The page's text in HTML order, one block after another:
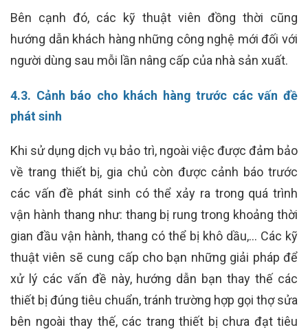
Bên cạnh đó, các kỹ thuật viên đồng thời cũng
hướng dẫn khách hàng những công nghệ mới đối với
người dùng sau mỗi lần nâng cấp của nhà sản xuất.
4.3. Cảnh báo cho khách hàng trước các vấn đề
phát sinh
Khi sử dụng dịch vụ bảo trì, ngoài việc được đảm bảo
về trang thiết bị, gia chủ còn được cảnh báo trước
các vấn đề phát sinh có thể xảy ra trong quá trình
vận hành thang như: thang bị rung trong khoảng thời
gian đầu vận hành, thang có thể bị khô dầu,… Các kỹ
thuật viên sẽ cung cấp cho bạn những giải pháp để
xử lý các vấn đề này, hướng dẫn bạn thay thế các
thiết bị đúng tiêu chuẩn, tránh trường hợp gọi thợ sửa
bên ngoài thay thế, các trang thiết bị chưa đạt tiêu